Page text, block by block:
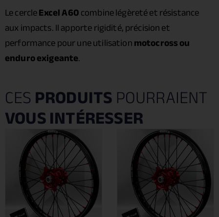
Le cercleExcel A60combine légèreté et résistance
aux impacts. Il apporte rigidité, précision et
performance pour une utilisationmotocross ou
enduro exigeante.
CESPRODUITSPOURRAIENT
VOUS INTÉRESSER